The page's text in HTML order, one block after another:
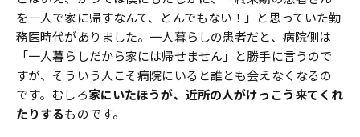
を一人で家に帰すなんて、とんでもない！」と思っていた勤
務医時代がありました。一人暮らしの患者だと、病院側は
「一人暮らしだから家には帰せません」と勝手に言うので
すが、そういう人こそ病院にいると誰とも会えなくなるの
です。むしろ家にいたほうが、近所の人がけっこう来てくれ
たりするものです。